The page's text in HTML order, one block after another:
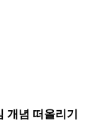
개념 떠올리기